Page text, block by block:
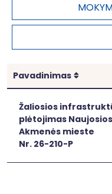
Pavadinimas Rikiuoti
Žaliosios
plėtojimas Naujosios
Akmenės mieste
Nr. 26-210-P